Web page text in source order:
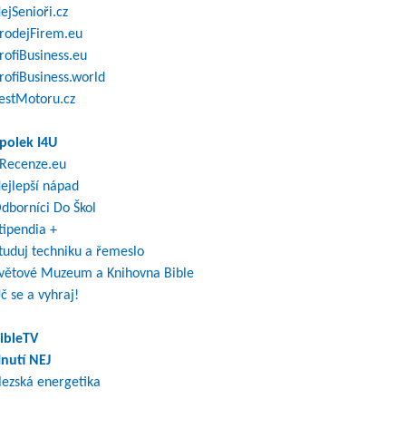
I4U
nápad
Do Škol
+
techniku a řemeslo
Muzeum a Knihovna Bible
se a vyhraj!
NEJ
energetika